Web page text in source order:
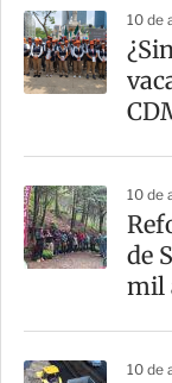
a
r
t
10 de
10 de
de
mil
10 de